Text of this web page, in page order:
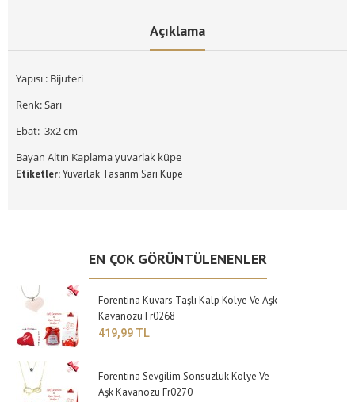
Açıklama
Yapısı : Bijuteri
Renk: Sarı
Ebat: 3x2 cm
Bayan Altın Kaplama yuvarlak küpe
Etiketler:Yuvarlak Tasarım Sarı Küpe
EN ÇOK GÖRÜNTÜLENENLER
Forentina Kuvars Taşlı Kalp Kolye Ve Aşk
Kavanozu Fr0268
419,99 TL
Forentina Sevgilim Sonsuzluk Kolye Ve
Aşk Kavanozu Fr0270